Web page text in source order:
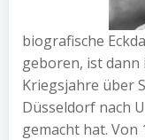
biografische
geboren, ist
Kriegsjahre über
Düsseldorf nach
gemacht hat. Von